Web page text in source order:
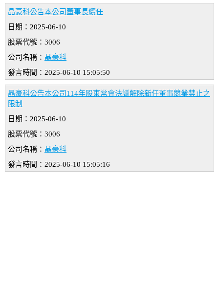
晶豪科公告本公司董事長續任
日期：2025-06-10
股票代號：3006
公司名稱： 晶豪科
發言時間：2025-06-10 15:05:50
晶豪科公告本公司114年股東常會決議解除新任董事競業禁止之
限制
日期：2025-06-10
股票代號：3006
公司名稱： 晶豪科
發言時間：2025-06-10 15:05:16